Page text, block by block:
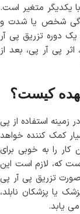
یکدیگر متغیر است.
شخص یا شدت و
دوره تزریق پی آر
پی آر پی، بعد از
استفاده از پی
کمک کننده خواهد
کار را به خوبی برای
که، لازم است این
تزریق پی آر پی
یا پزشکان نابلد،